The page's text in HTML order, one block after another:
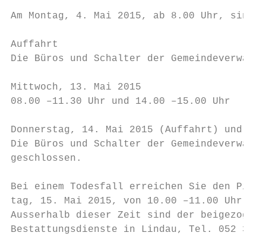
Am Montag, 4. Mai 2015, ab 8.00 Uhr,
Auffahrt
Die Büros und Schalter der
Mittwoch, 13. Mai 2015
08.00 –11.30 Uhr und 14.00 –15.00 Uhr
Donnerstag, 14. Mai 2015 (Auffahrt) und
Die Büros und Schalter der
geschlossen.
Bei einem Todesfall erreichen Sie den
tag, 15. Mai 2015, von 10.00 –11.00 Uhr,
Ausserhalb dieser Zeit sind der
Bestattungsdienste in Lindau, Tel. 052